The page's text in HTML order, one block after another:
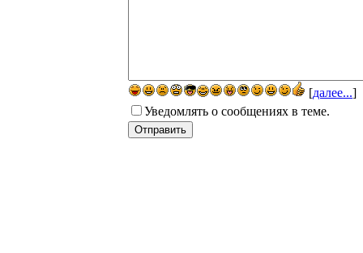
[далее...]
Уведомлять о сообщениях в теме.